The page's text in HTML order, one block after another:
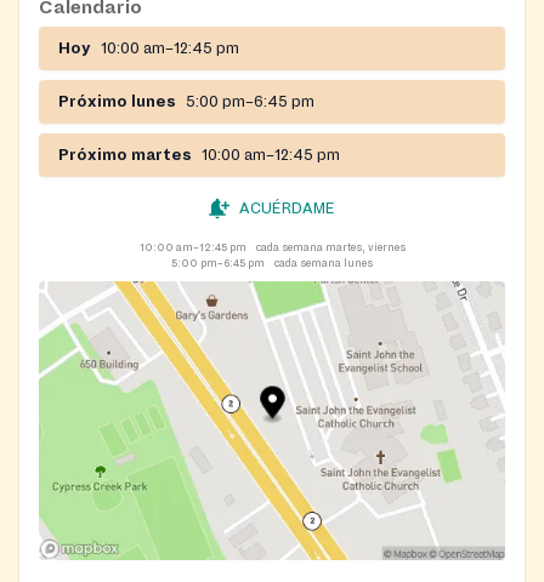
Calendario
Hoy 10:00 am–12:45 pm
Próximo lunes 5:00 pm–6:45 pm
Próximo martes 10:00 am–12:45 pm
ACUÉRDAME
10:00 am–12:45 pm
cada semana martes, viernes
5:00 pm–6:45 pm
cada semana lunes